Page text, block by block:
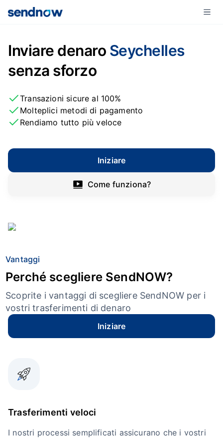
Inviare denaro Seychelles
senza sforzo
Transazioni sicure al 100%
Molteplici metodi di pagamento
Rendiamo tutto più veloce
Iniziare
Come funziona?
Vantaggi
Perché scegliere SendNOW?
Scoprite i vantaggi di scegliere SendNOW per i
vostri trasferimenti di denaro
Iniziare
Trasferimenti veloci
I nostri processi semplificati assicurano che i vostri